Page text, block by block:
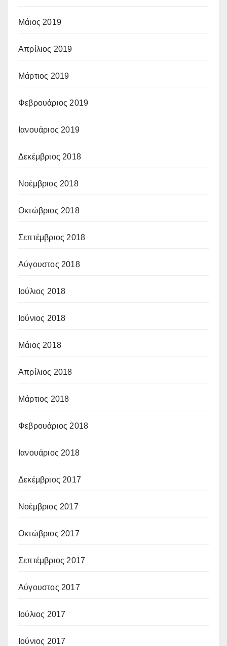
Μάιος 2019
Απρίλιος 2019
Μάρτιος 2019
Φεβρουάριος 2019
Ιανουάριος 2019
Δεκέμβριος 2018
Νοέμβριος 2018
Οκτώβριος 2018
Σεπτέμβριος 2018
Αύγουστος 2018
Ιούλιος 2018
Ιούνιος 2018
Μάιος 2018
Απρίλιος 2018
Μάρτιος 2018
Φεβρουάριος 2018
Ιανουάριος 2018
Δεκέμβριος 2017
Νοέμβριος 2017
Οκτώβριος 2017
Σεπτέμβριος 2017
Αύγουστος 2017
Ιούλιος 2017
Ιούνιος 2017